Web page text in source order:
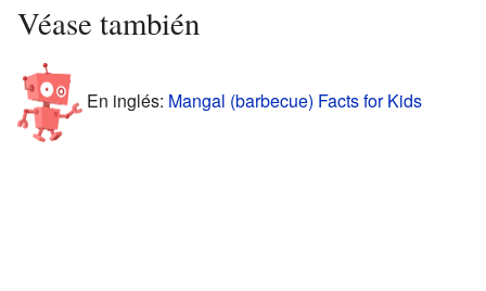
Véase también
En inglés: Mangal (barbecue) Facts for Kids